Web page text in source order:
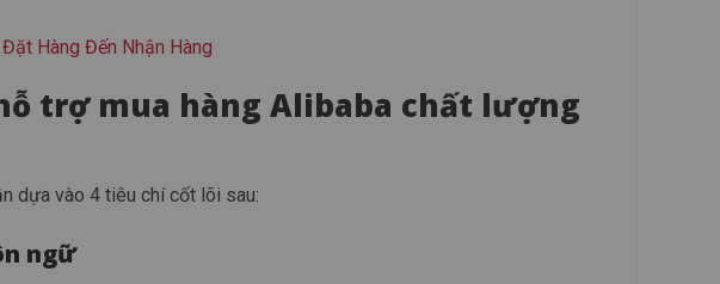
Hàng Đến Nhận Hàng
trợ mua hàng Alibaba chất lượng
dựa vào 4 tiêu chí cốt lõi sau:
ngữ